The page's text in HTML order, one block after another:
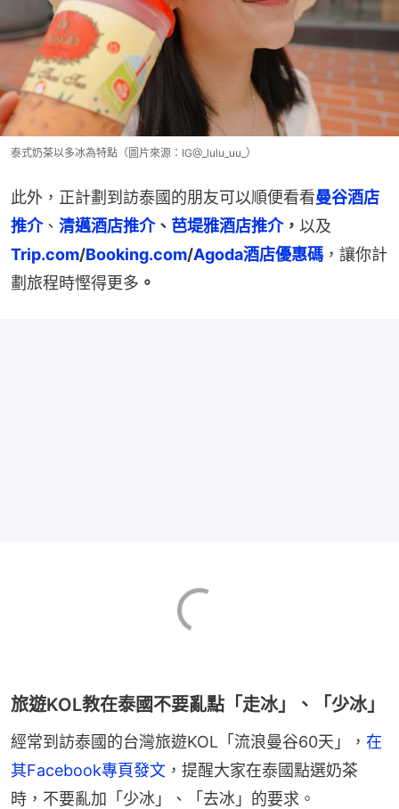
泰式奶茶以多冰為特點（圖片來源：IG@_lulu_uu_）
此外，正計劃到訪泰國的朋友可以順便看看曼谷酒店
推介、 清邁酒店推介、 芭堤雅酒店推介， 以及
Trip.com/Booking.com/Agoda酒店優惠碼 ，讓你計
劃旅程時慳得更多 。
旅遊KOL教在泰國不要亂點「走冰」、「少冰」
經常到訪泰國的台灣旅遊KOL「流浪曼谷60天」， 在
其Facebook專頁發文 ，提醒大家在泰國點選奶茶
時，不要亂加「少冰」、「去冰」的要求。